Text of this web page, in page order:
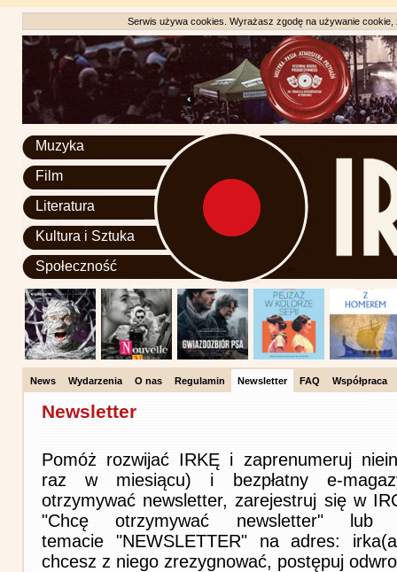
Serwis używa cookies. Wyrażasz zgodę na używanie
Muzyka
Film
Literatura
Kultura i Sztuka
Społeczność
News Wydarzenia O nas Regulamin Newsletter FAQ Współpraca
Newsletter
Pomóż rozwijać IRKĘ i zaprenumeruj
raz w miesiącu) i bezpłatny e-
otrzymywać newsletter, zarejestruj się w
"Chcę otrzymywać newsletter"
temacie "NEWSLETTER" na adres:
chcesz z niego zrezygnować, postępuj